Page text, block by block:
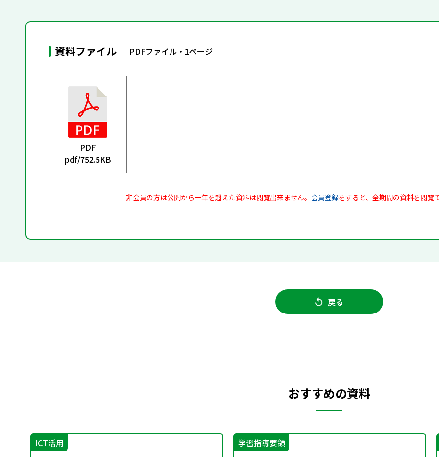
資料ファイル PDFファイル・1ページ
PDF
pdf/752.5KB
非会員の方は公開から一年を超えた資料は閲覧出来ません。 会員登録をすると、全期間の資料を閲覧
戻る
おすすめの資料
ICT活用
学習指導要領